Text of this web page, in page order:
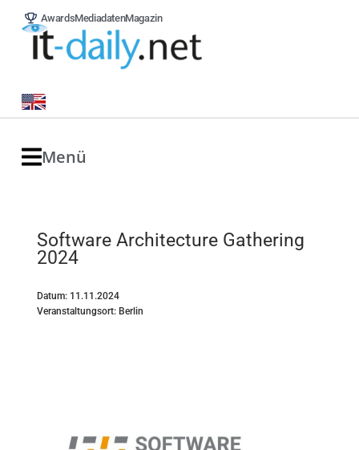
AwardsMediadatenMagazin
Menü
Software Architecture Gathering
2024
Datum: 11.11.2024
Veranstaltungsort: Berlin